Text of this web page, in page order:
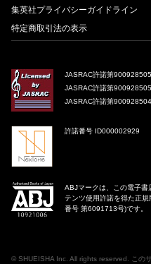
集英社プライバシーガイドライン
特定商取引法の表示
JASRAC許諾第
JASRAC許諾第
JASRAC許諾第
許諾番号 ID000002929
ABJマークは、この電子書
テンツ使用許諾を得た正
番号 第6091713号)です。
© SHUEISHA Inc . All rights reserved. この